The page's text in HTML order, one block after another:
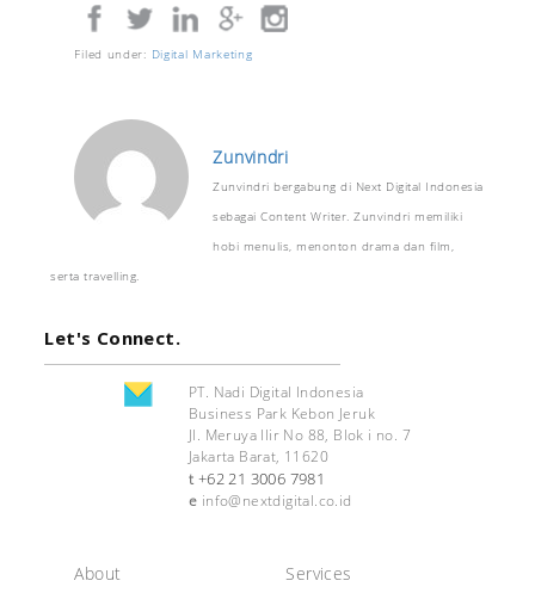
Filed under: Digital Marketing
Zunvindri
Zunvindri bergabung di Next Digital Indonesia
sebagai Content Writer. Zunvindri memiliki
hobi menulis, menonton drama dan film,
serta travelling.
Let's Connect.
PT. Nadi Digital Indonesia
Business Park Kebon Jeruk
Jl. Meruya Ilir No 88, Blok i no. 7
Jakarta Barat, 11620
t +62 21 3006 7981
e info@nextdigital.co.id
About
Services